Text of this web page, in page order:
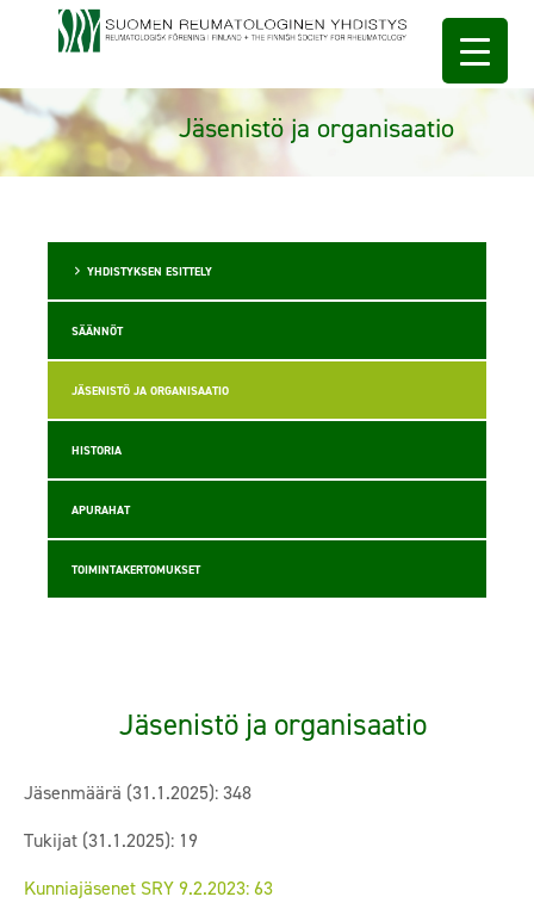
Jäsenistö ja organisaatio
YHDISTYKSEN ESITTELY
SÄÄNNÖT
JÄSENISTÖ JA ORGANISAATIO
HISTORIA
APURAHAT
TOIMINTAKERTOMUKSET
Jäsenistö ja organisaatio
Jäsenmäärä (31.1.2025): 348
Tukijat (31.1.2025): 19
Kunniajäsenet SRY 9.2.2023: 63